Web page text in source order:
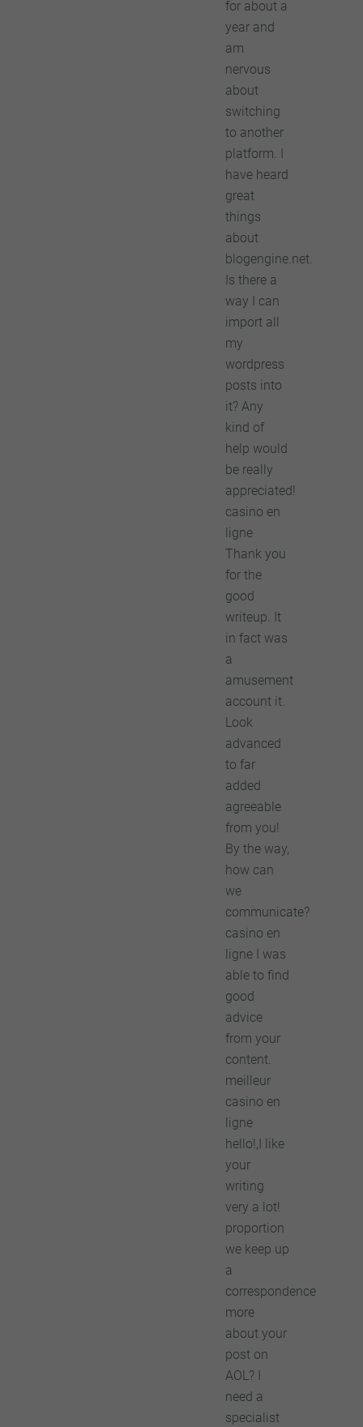
for about a
year and
am
nervous
about
switching
to another
platform. I
have heard
great
things
about
blogengine.net.
Is there a
way I can
import all
my
wordpress
posts into
it? Any
kind of
help would
be really
appreciated!
casino en
ligne
Thank you
for the
good
writeup. It
in fact was
a
amusement
account it.
Look
advanced
to far
added
agreeable
from you!
By the way,
how can
we
communicate?
casino en
ligne I was
able to find
good
advice
from your
content.
meilleur
casino en
ligne
hello!,I like
your
writing
very a lot!
proportion
we keep up
a
correspondence
more
about your
post on
AOL? I
need a
specialist